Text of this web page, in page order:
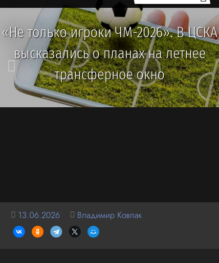
«Не только игроки ЧМ-2026». В ЦСКА
высказались о планах на летнее
трансферное окно
13.06.2026 Владимир Ковпак